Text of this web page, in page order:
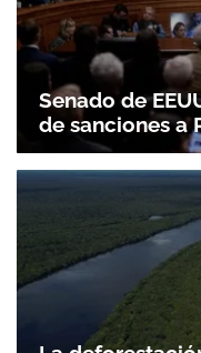
Senado de
de sanciones a